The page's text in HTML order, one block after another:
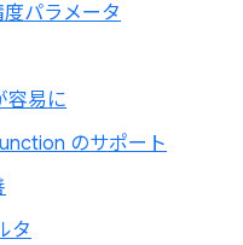
パラメータ
容易に
のサポート
タ